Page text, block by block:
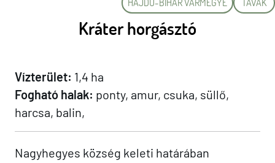
HAJDÚ-BIHAR VÁRMEGYE TAVAK
Kráter horgásztó
Vízterület: 1,4 ha
Fogható halak: ponty, amur, csuka, süllő,
harcsa, balin,
Nagyhegyes község keleti határában